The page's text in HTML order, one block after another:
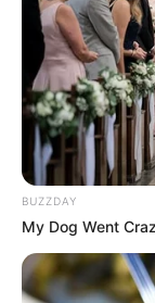
BUZZDAY
My Dog Went